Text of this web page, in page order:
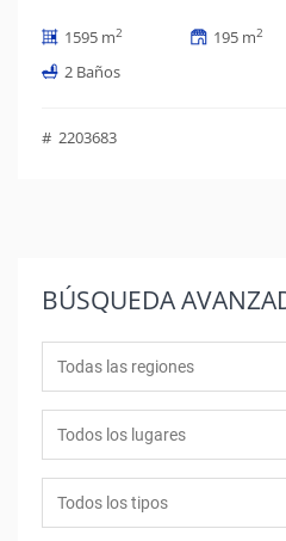
1595 m2 195 m2
2 Baños
# 2203683
BÚSQUEDA